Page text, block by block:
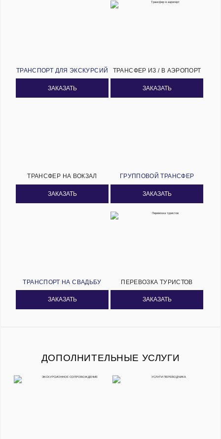
ТРАНСПОРТ ДЛЯ ЭКСКУРСИЙ
ЗАКАЗАТЬ
ТРАНСФЕР ИЗ / В АЭРОПОРТ
ЗАКАЗАТЬ
ТРАНСФЕР НА ВОКЗАЛ
ЗАКАЗАТЬ
ГРУППОВОЙ ТРАНСФЕР
ЗАКАЗАТЬ
ТРАНСПОРТ НА СВАДЬБУ
ЗАКАЗАТЬ
ПЕРЕВОЗКА ТУРИСТОВ
ЗАКАЗАТЬ
ДОПОЛНИТЕЛЬНЫЕ УСЛУГИ